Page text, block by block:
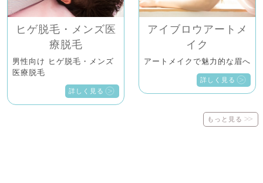
ヒゲ脱毛・メンズ医
療脱毛
男性向け ヒゲ脱毛・メンズ
医療脱毛
詳しく見る
アイブロウアートメ
イク
アートメイクで魅力的な眉へ
詳しく見る
もっと見る